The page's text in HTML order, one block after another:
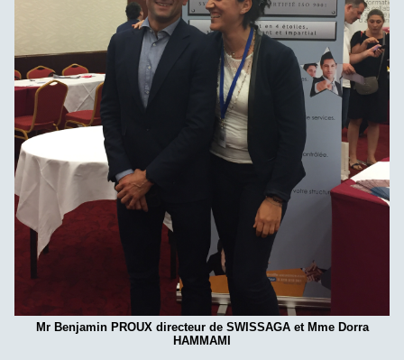
Mr Benjamin PROUX directeur de SWISSAGA et Mme Dorra
HAMMAMI